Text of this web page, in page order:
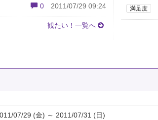
0 2011/07/29 09:24
観たい！一覧へ
満足度
07/29 (金) ～ 2011/07/31 (日)